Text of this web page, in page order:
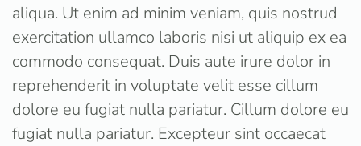
aliqua. Ut enim ad minim veniam, quis nostrud
exercitation ullamco laboris nisi ut aliquip ex ea
commodo consequat. Duis aute irure dolor in
reprehenderit in voluptate velit esse cillum
dolore eu fugiat nulla pariatur. Cillum dolore eu
fugiat nulla pariatur. Excepteur sint occaecat